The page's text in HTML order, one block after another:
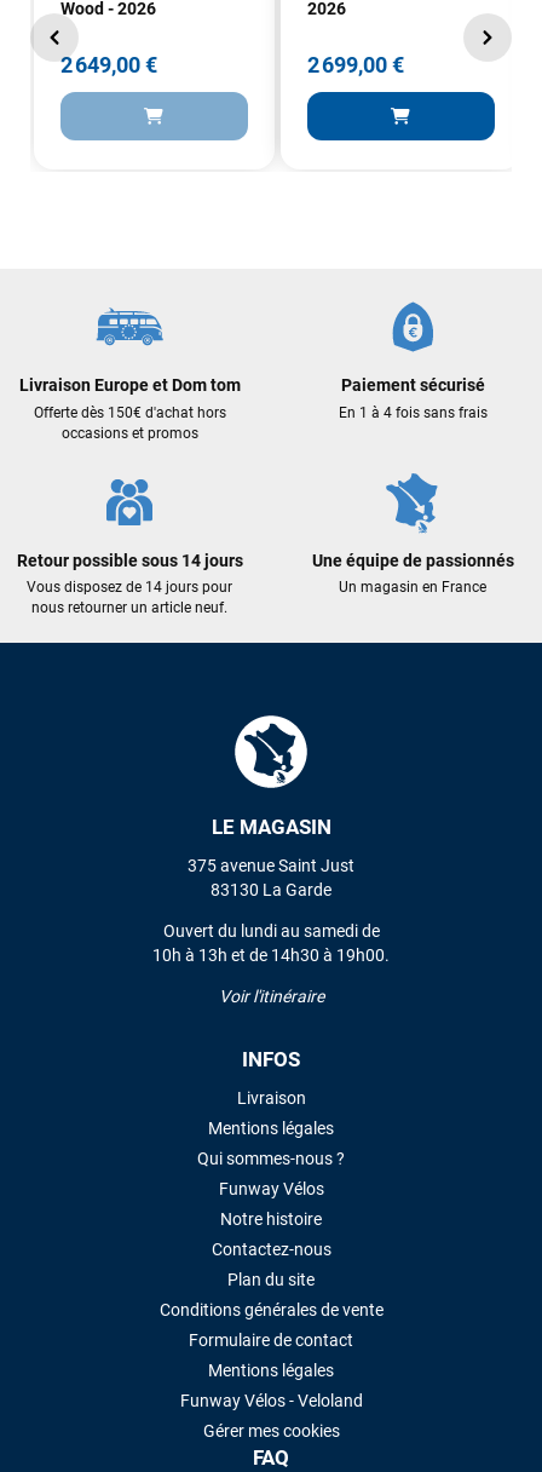
Wood - 2026
2 649,00 €
2026
2 699,00 €
Livraison Europe et Dom tom
Offerte dès 150€ d'achat hors
occasions et promos
Paiement sécurisé
En 1 à 4 fois sans frais
Retour possible sous 14 jours
Vous disposez de 14 jours pour
nous retourner un article neuf.
Une équipe de passionnés
Un magasin en France
LE MAGASIN
375 avenue Saint Just
83130 La Garde
Ouvert du lundi au samedi de
10h à 13h et de 14h30 à 19h00.
Voir l'itinéraire
INFOS
Livraison
Mentions légales
Qui sommes-nous ?
Funway Vélos
Notre histoire
Contactez-nous
Plan du site
Conditions générales de vente
Formulaire de contact
Mentions légales
Funway Vélos - Veloland
Gérer mes cookies
FAQ